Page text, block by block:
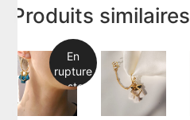
Produits similaires
En
rupture
de stock